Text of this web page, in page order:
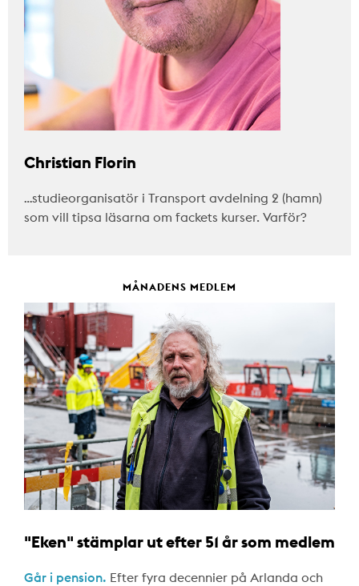
Christian Florin
…studieorganisatör i Transport avdelning 2 (hamn)
som vill tipsa läsarna om fackets kurser. Varför?
MÅNADENS MEDLEM
"Eken" stämplar ut efter 51 år som medlem
Går i pension. Efter fyra decennier på Arlanda och